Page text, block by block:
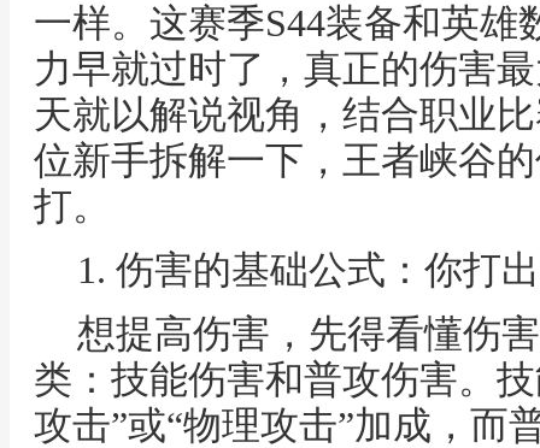
一样。这赛季S44装备和英
力早就过时了，真正的伤害
天就以解说视角，结合职业
位新手拆解一下，王者峡谷
打。
1. 伤害的基础公式：你打
想提高伤害，先得看懂伤
类：技能伤害和普攻伤害。
攻击”或“物理攻击”加成，而